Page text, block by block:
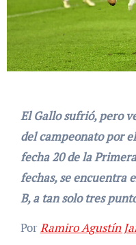
El Gallo sufrió, pero
del campeonato por
fecha 20 de la
fechas, se encuentra
B, a tan solo tres
PorRamiro Agustín